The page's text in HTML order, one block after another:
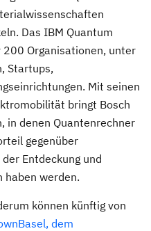
Das IBM Quantum
Organisationen, unter
Startups,
Mit seinen
bringt Bosch
in denen Quantenrechner
gegenüber
Entdeckung und
haben werden.
können künftig von
dem